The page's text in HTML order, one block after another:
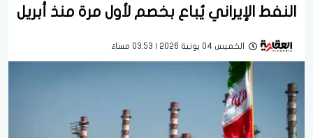
النفط الإيراني يُباع بخصم لأول مرة منذ أبريل
الخميس 04 يونية 2026 | 03:53 مساءً